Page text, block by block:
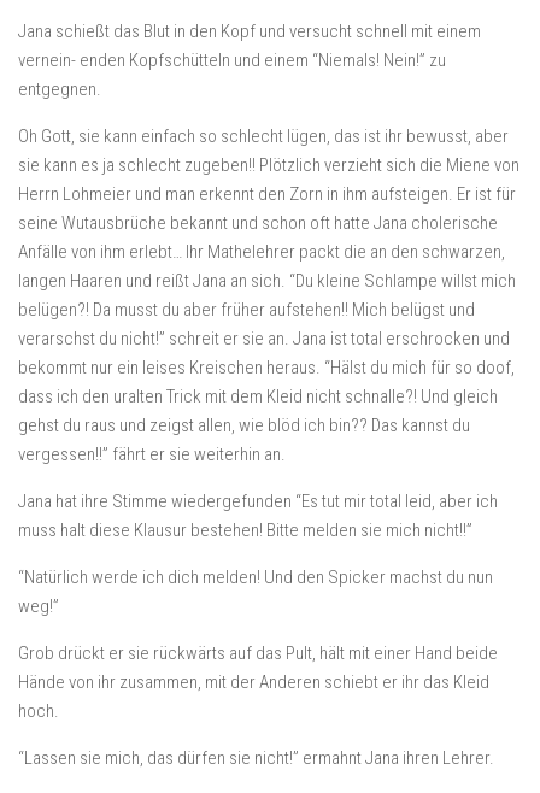
Jana schießt das Blut in den Kopf und versucht schnell mit einem
vernein- enden Kopfschütteln und einem “Niemals! Nein!” zu
entgegnen.
Oh Gott, sie kann einfach so schlecht lügen, das ist ihr bewusst, aber
sie kann es ja schlecht zugeben!! Plötzlich verzieht sich die Miene von
Herrn Lohmeier und man erkennt den Zorn in ihm aufsteigen. Er ist für
seine Wutausbrüche bekannt und schon oft hatte Jana cholerische
Anfälle von ihm erlebt… Ihr Mathelehrer packt die an den schwarzen,
langen Haaren und reißt Jana an sich. “Du kleine Schlampe willst mich
belügen?! Da musst du aber früher aufstehen!! Mich belügst und
verarschst du nicht!” schreit er sie an. Jana ist total erschrocken und
bekommt nur ein leises Kreischen heraus. “Hälst du mich für so doof,
dass ich den uralten Trick mit dem Kleid nicht schnalle?! Und gleich
gehst du raus und zeigst allen, wie blöd ich bin?? Das kannst du
vergessen!!” fährt er sie weiterhin an.
Jana hat ihre Stimme wiedergefunden “Es tut mir total leid, aber ich
muss halt diese Klausur bestehen! Bitte melden sie mich nicht!!”
“Natürlich werde ich dich melden! Und den Spicker machst du nun
weg!”
Grob drückt er sie rückwärts auf das Pult, hält mit einer Hand beide
Hände von ihr zusammen, mit der Anderen schiebt er ihr das Kleid
hoch.
“Lassen sie mich, das dürfen sie nicht!” ermahnt Jana ihren Lehrer.